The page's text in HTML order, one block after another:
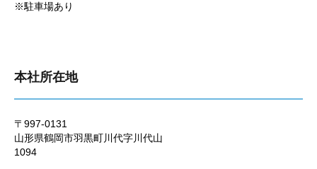
※駐車場あり
本社所在地
〒997-0131
山形県鶴岡市羽黒町川代字川代山
1094